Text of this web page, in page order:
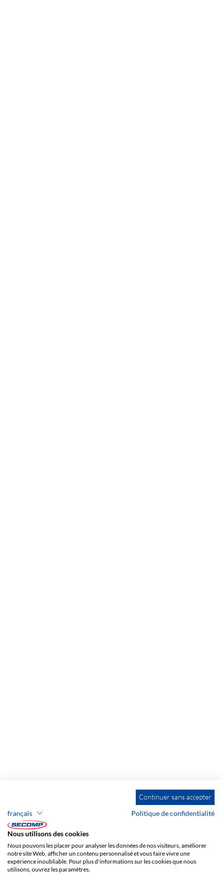
Continuer sans accepter
français
Politique de confidentialité
Nous utilisons des cookies
Nous pouvons les placer pour analyser les données de nos visiteurs, améliorer
notre site Web, afficher un contenu personnalisé et vous faire vivre une
expérience inoubliable. Pour plus d'informations sur les cookies que nous
utilisons, ouvrez les paramètres.